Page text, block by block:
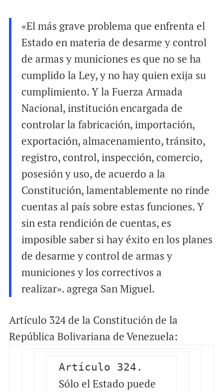
«El más grave problema que enfrenta el
Estado en materia de desarme y control
de armas y municiones es que no se ha
cumplido la Ley, y no hay quien exija su
cumplimiento. Y la Fuerza Armada
Nacional, institución encargada de
controlar la fabricación, importación,
exportación, almacenamiento, tránsito,
registro, control, inspección, comercio,
posesión y uso, de acuerdo a la
Constitución, lamentablemente no rinde
cuentas al país sobre estas funciones. Y
sin esta rendición de cuentas, es
imposible saber si hay éxito en los planes
de desarme y control de armas y
municiones y los correctivos a
realizar». agrega San Miguel.
Artículo 324 de la Constitución de la
República Bolivariana de Venezuela:
Artículo 324.
Sólo el Estado puede